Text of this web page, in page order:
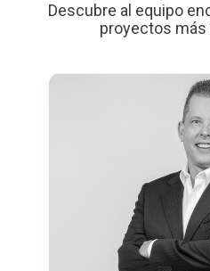
Descubre al equipo
proyectos